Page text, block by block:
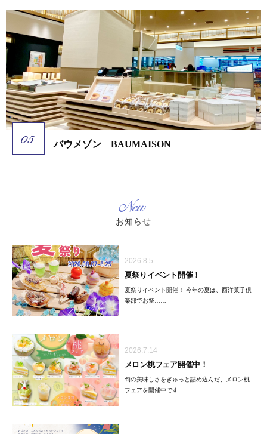
バウメゾン BAUMAISON
New
お知らせ
2026.8.5
夏祭りイベント開催！
夏祭りイベント開催！ 今年の夏は、西洋菓子倶
楽部でお祭……
2026.7.14
メロン桃フェア開催中！
旬の美味しさをぎゅっと詰め込んだ、メロン桃
フェアを開催中です……